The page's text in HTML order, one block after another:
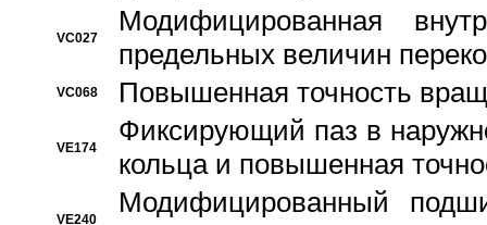
VC027
Модифицированная
предельных величин
VC068 Повышенная точность
VE174
Фиксирующий паз в
кольца и повышенная
VE240
Модифицированный